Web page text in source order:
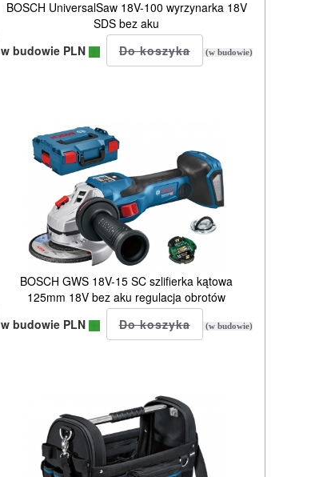
BOSCH UniversalSaw 18V-100 wyrzynarka 18V
SDS bez aku
w budowie PLN
(w budowie)
BOSCH GWS 18V-15 SC szlifierka kątowa
125mm 18V bez aku regulacja obrotów
w budowie PLN
(w budowie)